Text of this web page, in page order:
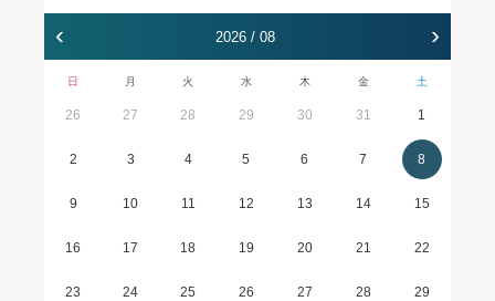
‹ 2026 / 08 ›
日 月 火 水 木 金 土
26 27 28 29 30 31 1
2 3 4 5 6 7 8
9 10 11 12 13 14 15
16 17 18 19 20 21 22
23 24 25 26 27 28 29